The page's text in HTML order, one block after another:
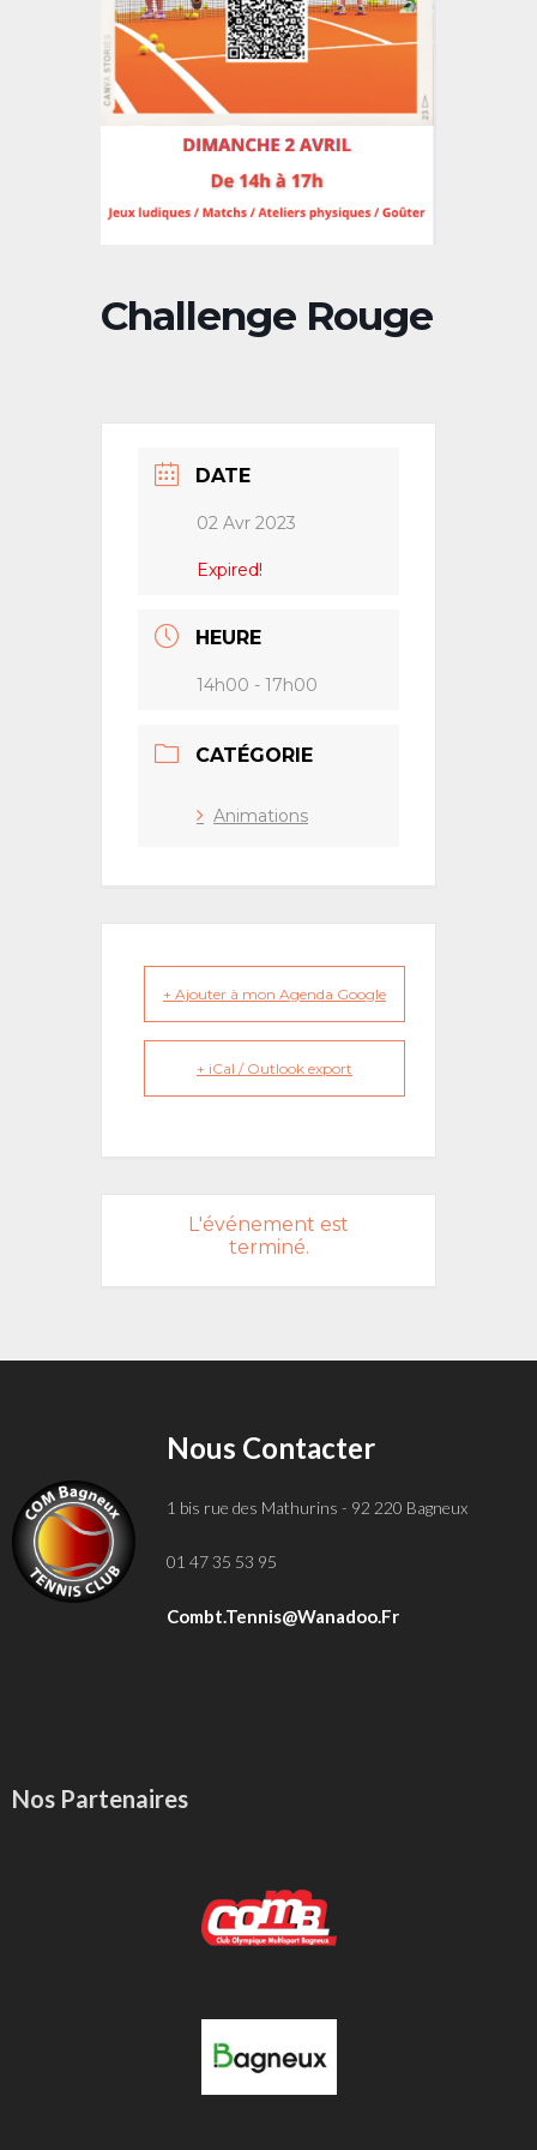
Challenge Rouge
DATE
02 Avr 2023
Expired!
HEURE
14h00 - 17h00
CATÉGORIE
Animations
+ Ajouter à mon Agenda Google
+ iCal / Outlook export
L'événement est
terminé.
Nous Contacter
1 bis rue des Mathurins - 92 220 Bagneux
01 47 35 53 95
Combt.tennis@wanadoo.fr
Nos Partenaires